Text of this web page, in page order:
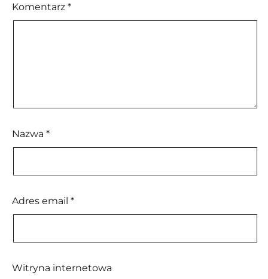
Komentarz *
Nazwa *
Adres email *
Witryna internetowa